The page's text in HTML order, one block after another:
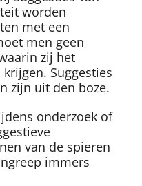
worden
met een
men geen
zij het
Suggesties
zijn uit den boze.
onderzoek of
van de spieren
immers